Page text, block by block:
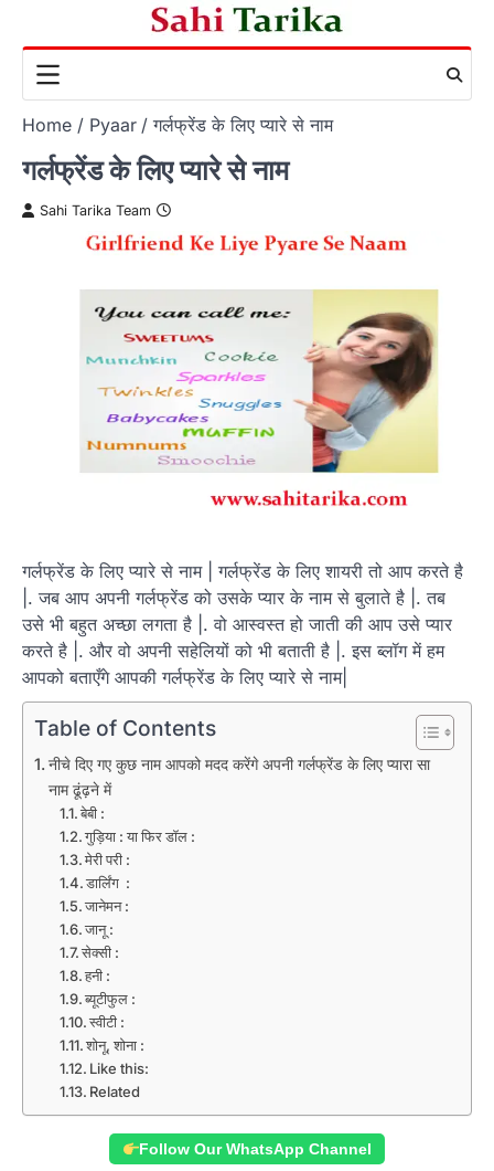
content
Home Pyaar गर्लफ्रेंड के लिए प्यारे से नाम
गर्लफ्रेंड के लिए प्यारे से नाम
Sahi Tarika Team
गर्लफ्रेंड के लिए प्यारे से नाम | गर्लफ्रेंड के लिए शायरी तो आप करते है
|. जब आप अपनी गर्लफ्रेंड को उसके प्यार के नाम से बुलाते है |. तब
उसे भी बहुत अच्छा लगता है |. वो आस्वस्त हो जाती की आप उसे प्यार
करते है |. और वो अपनी सहेलियों को भी बताती है |. इस ब्लॉग में हम
आपको बताएँगे आपकी गर्लफ्रेंड के लिए प्यारे से नाम|
Table of Contents
नीचे दिए गए कुछ नाम आपको मदद करेंगे अपनी गर्लफ्रेंड के लिए प्यारा सा
नाम ढूंढ़ने में
बेबी :
गुड़िया : या फिर डॉल :
मेरी परी :
डार्लिंग :
जानेमन :
जानू :
सेक्सी :
हनी :
ब्यूटीफुल :
स्वीटी :
शोनू, शोना :
Like this:
Related
Follow Our WhatsApp Channel